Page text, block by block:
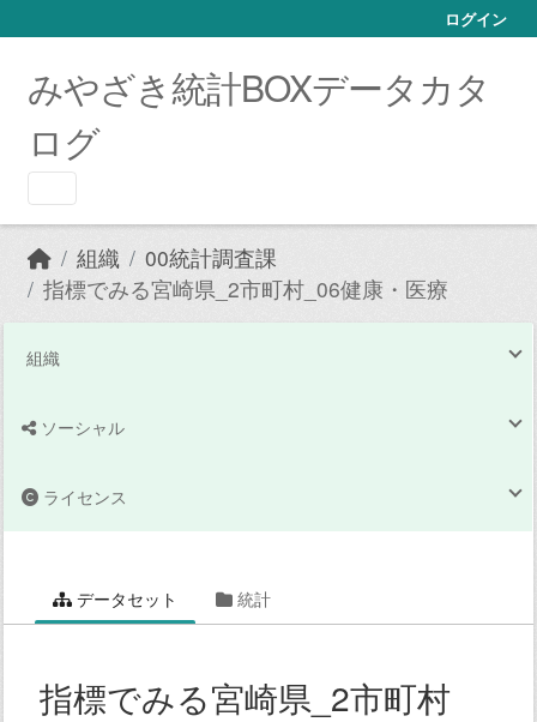
ログイン
みやざき統計BOXデータカタ
ログ
組織
00統計調査課
指標でみる宮崎県_2市町村_06健康・医療
組織
ソーシャル
ライセンス
データセット 統計
指標でみる宮崎県_2市町村